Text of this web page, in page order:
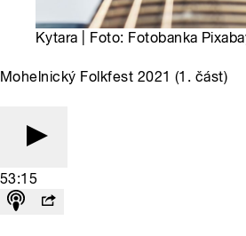
Kytara | Foto: Fotobanka
Mohelnický Folkfest 2021 (1. část)
53:15